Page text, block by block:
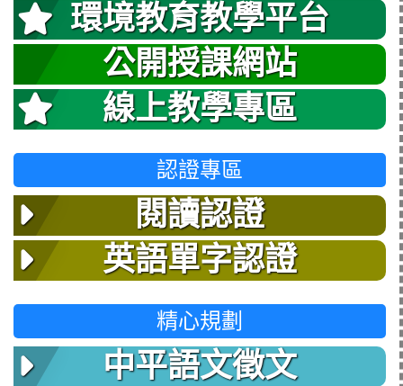
環境教育教學平台
公開授課網站
線上教學專區
認證專區
閱讀認證
英語單字認證
精心規劃
中平語文徵文